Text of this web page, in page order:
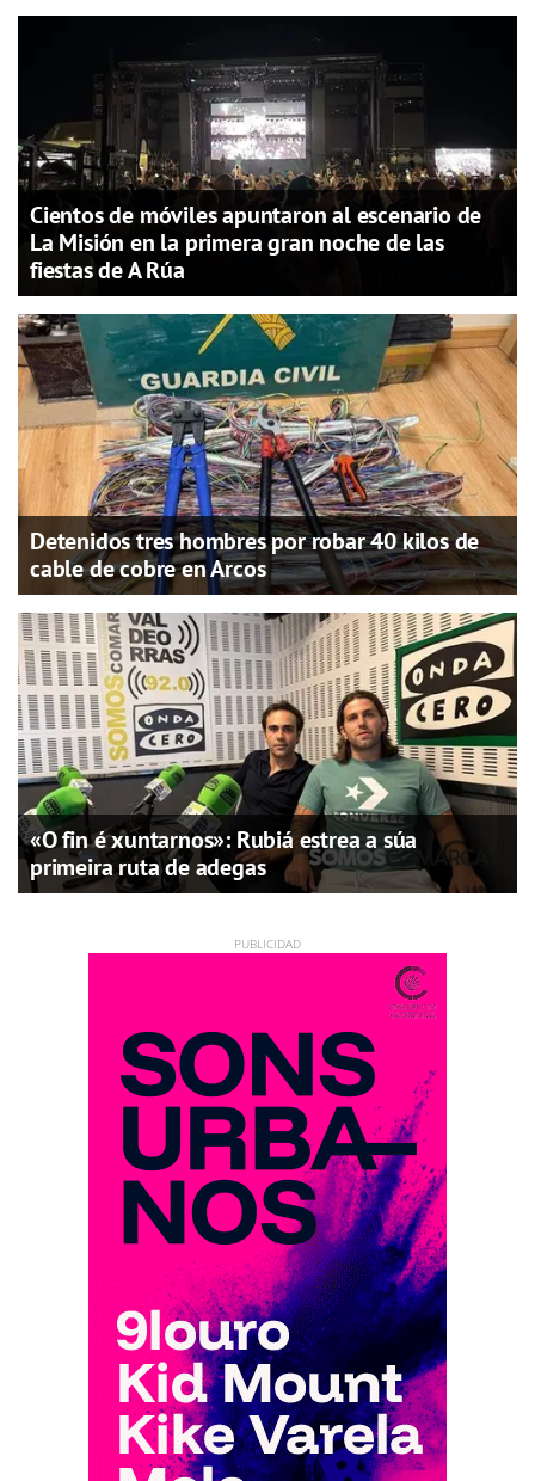
Cientos de móviles apuntaron al escenario de
La Misión en la primera gran noche de las
fiestas de A Rúa
Detenidos tres hombres por robar 40 kilos de
cable de cobre en Arcos
«O fin é xuntarnos»: Rubiá estrea a súa
primeira ruta de adegas